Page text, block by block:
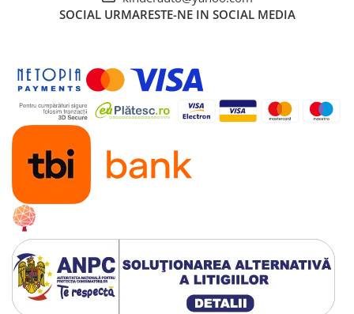
SOCIAL URMARESTE-NE IN SOCIAL MEDIA